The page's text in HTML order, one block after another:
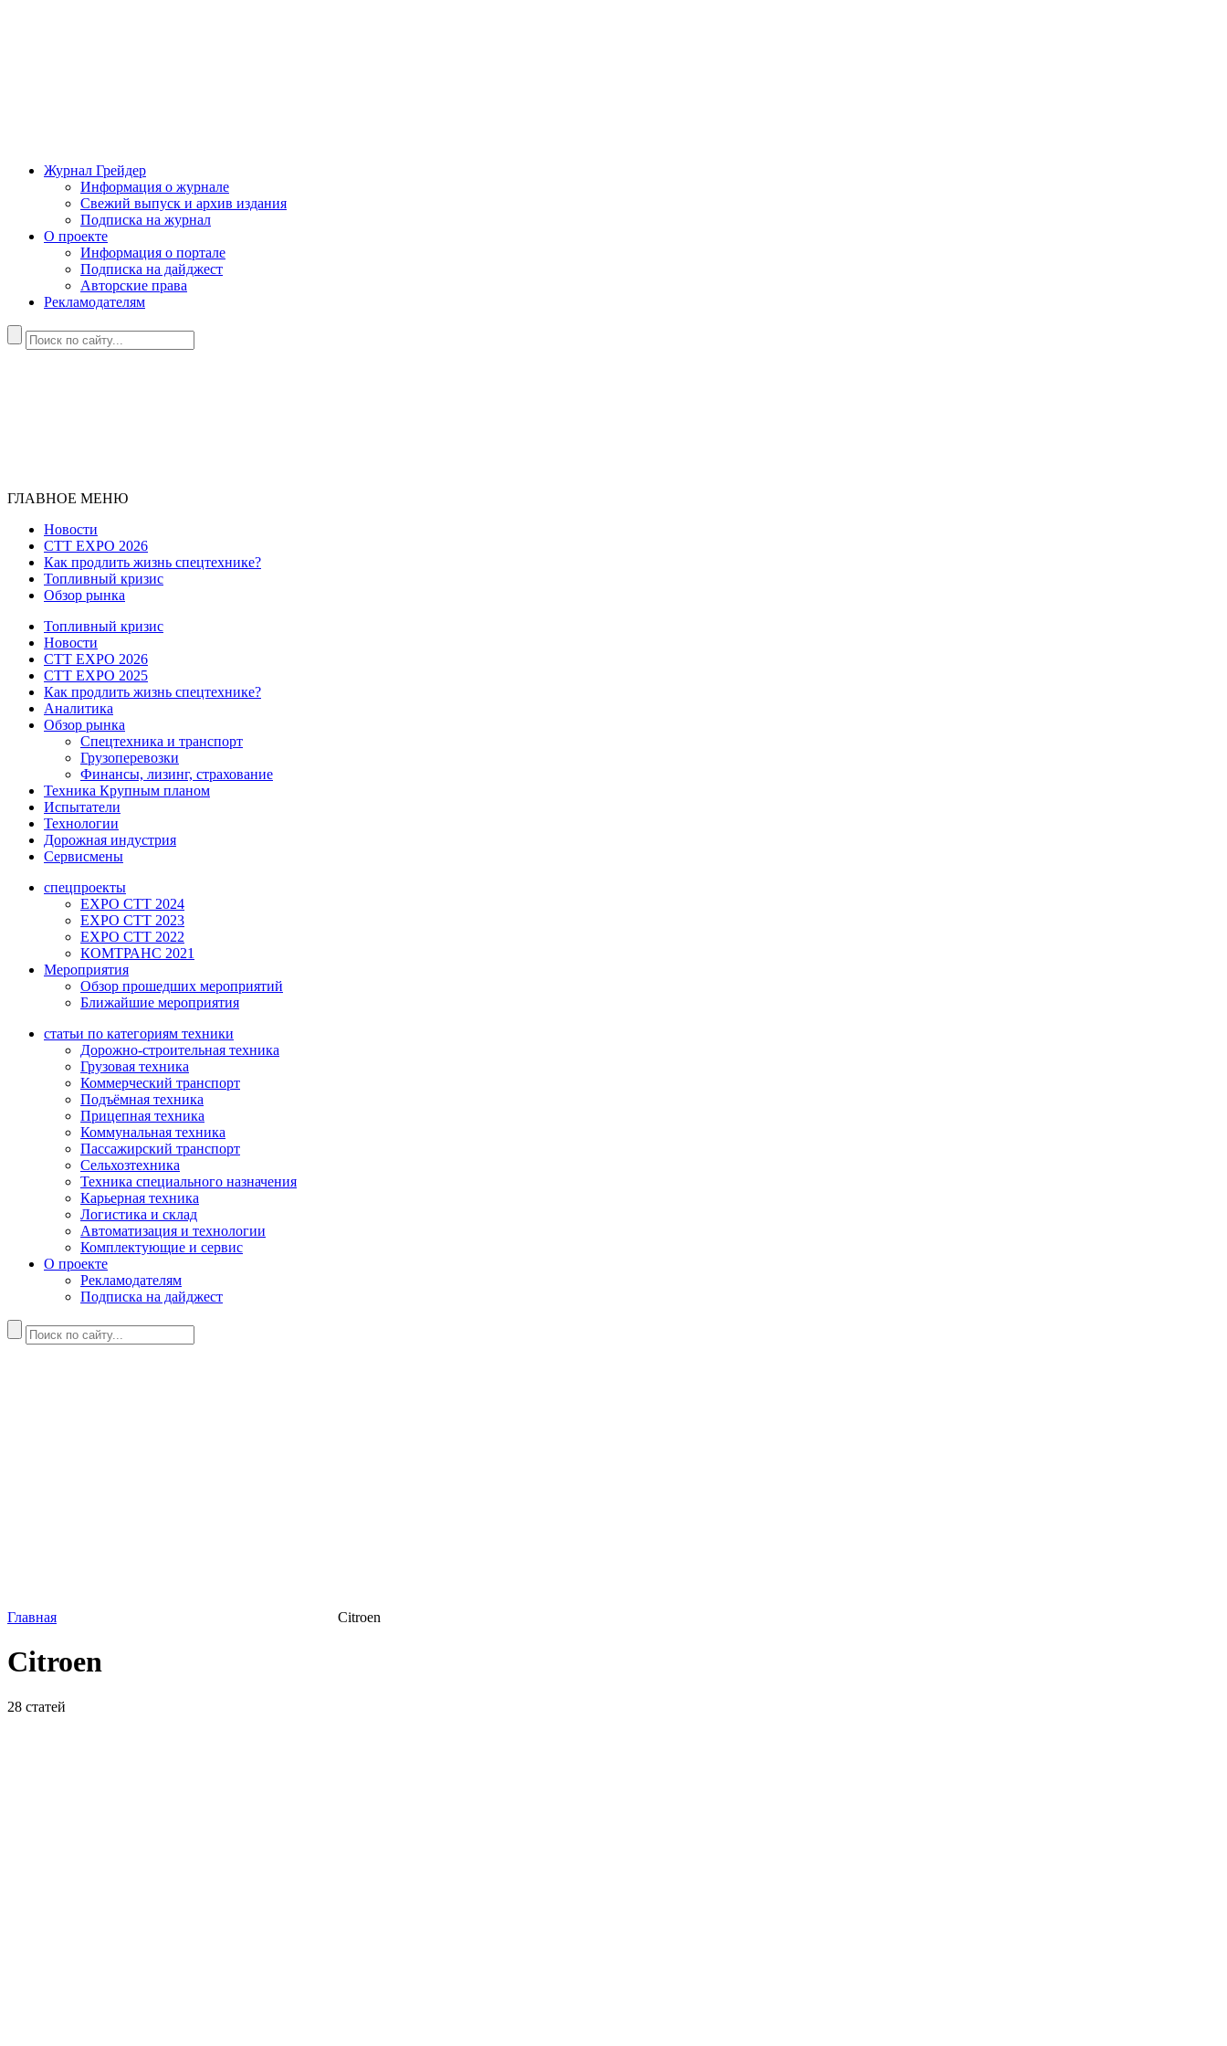
Журнал Грейдер
Информация о журнале
Свежий выпуск и архив издания
Подписка на журнал
О проекте
Информация о портале
Подписка на дайджест
Авторские права
Рекламодателям
ГЛАВНОЕ МЕНЮ
Новости
CTT EXPO 2026
Как продлить жизнь спецтехнике?
Топливный кризис
Обзор рынка
Топливный кризис
Новости
CTT EXPO 2026
CTT EXPO 2025
Как продлить жизнь спецтехнике?
Аналитика
Обзор рынка
Спецтехника и транспорт
Грузоперевозки
Финансы, лизинг, страхование
Техника Крупным планом
Испытатели
Технологии
Дорожная индустрия
Сервисмены
спецпроекты
EXPO CTT 2024
EXPO CTT 2023
EXPO CTT 2022
КОМТРАНС 2021
Мероприятия
Обзор прошедших мероприятий
Ближайшие мероприятия
статьи по категориям техники
Дорожно-строительная техника
Грузовая техника
Коммерческий транспорт
Подъёмная техника
Прицепная техника
Коммунальная техника
Пассажирский транспорт
Сельхозтехника
Техника специального назначения
Карьерная техника
Логистика и склад
Автоматизация и технологии
Комплектующие и сервис
О проекте
Рекламодателям
Подписка на дайджест
Главная Citroen
Citroen
28 статей